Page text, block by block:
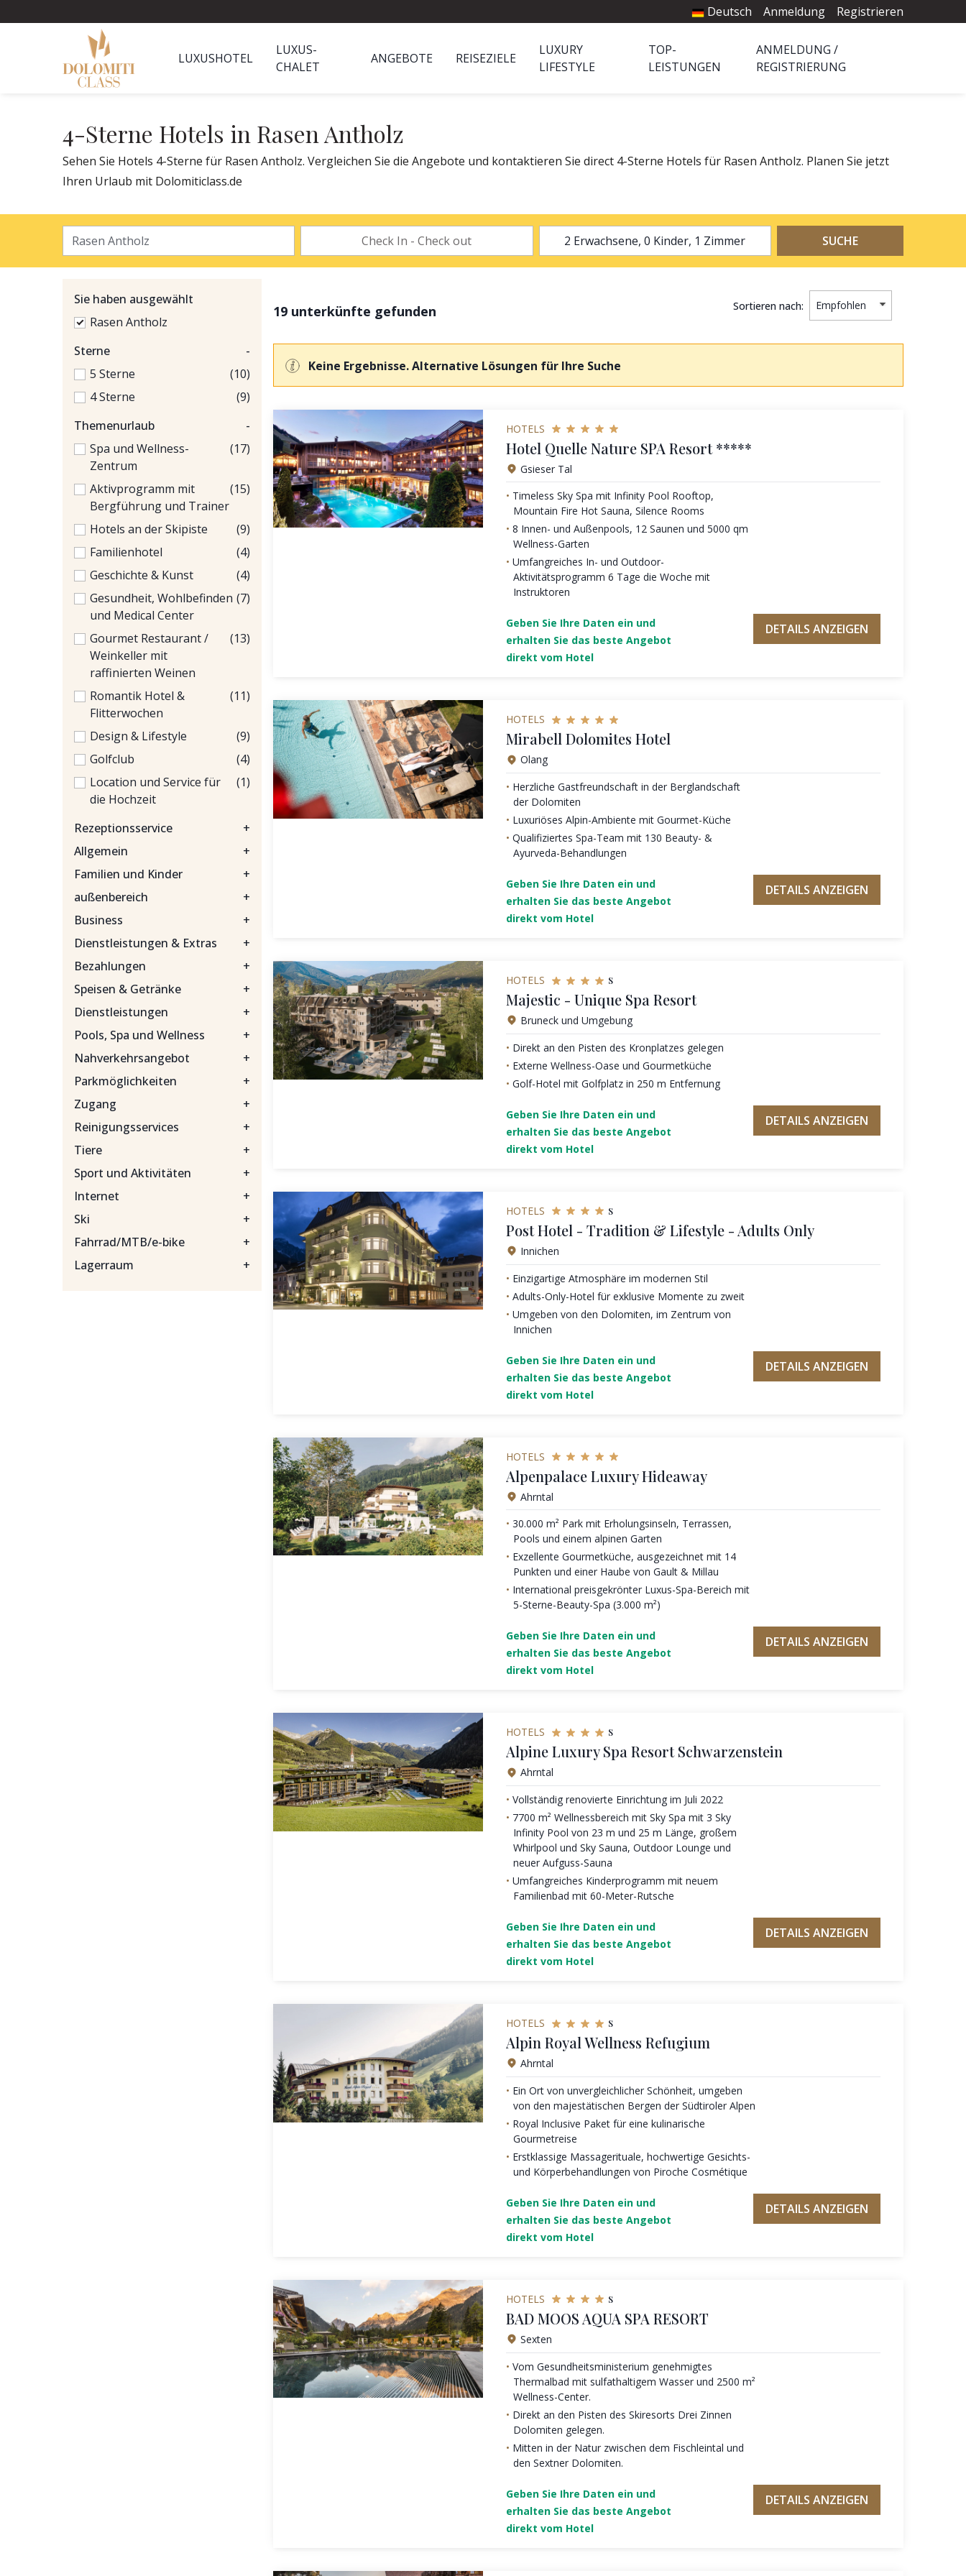
Deutsch Anmeldung Registrieren
LUXUSHOTEL
LUXUS-
CHALET
ANGEBOTE REISEZIELE
LUXURY
LIFESTYLE
TOP-
LEISTUNGEN
ANMELDUNG /
REGISTRIERUNG
4-Sterne Hotels in Rasen Antholz
Sehen Sie Hotels 4-Sterne für Rasen Antholz. Vergleichen Sie die Angebote und kontaktieren Sie direct 4-Sterne Hotels für Rasen Antholz. Planen Sie jetzt
Ihren Urlaub mit Dolomiticlass.de
2 Erwachsene, 0 Kinder, 1 Zimmer SUCHE
Sie haben ausgewählt
Rasen Antholz
Sterne
-
5 Sterne
(10)
4 Sterne
(9)
Themenurlaub
-
Spa und Wellness-
Zentrum
(17)
Aktivprogramm mit
Bergführung und Trainer
(15)
Hotels an der Skipiste
(9)
Familienhotel
(4)
Geschichte & Kunst
(4)
Gesundheit, Wohlbefinden
und Medical Center
(7)
Gourmet Restaurant /
Weinkeller mit
raffinierten Weinen
(13)
Romantik Hotel &
Flitterwochen
(11)
Design & Lifestyle
(9)
Golfclub
(4)
Location und Service für
die Hochzeit
(1)
Rezeptionsservice
+
Allgemein
+
Familien und Kinder
+
außenbereich
+
Business
+
Dienstleistungen & Extras
+
Bezahlungen
+
Speisen & Getränke
+
Dienstleistungen
+
Pools, Spa und Wellness
+
Nahverkehrsangebot
+
Parkmöglichkeiten
+
Zugang
+
Reinigungsservices
+
Tiere
+
Sport und Aktivitäten
+
Internet
+
Ski
+
Fahrrad/MTB/e-bike
+
Lagerraum
+
19 unterkünfte gefunden Sortieren nach:
Keine Ergebnisse. Alternative Lösungen für Ihre Suche
HOTELS
Hotel Quelle Nature SPA Resort *****
Gsieser Tal
Timeless Sky Spa mit Infinity Pool Rooftop,
Mountain Fire Hot Sauna, Silence Rooms
8 Innen- und Außenpools, 12 Saunen und 5000 qm
Wellness-Garten
Umfangreiches In- und Outdoor-
Aktivitätsprogramm 6 Tage die Woche mit
Instruktoren
Geben Sie Ihre Daten ein und
erhalten Sie das beste Angebot
direkt vom Hotel
DETAILS ANZEIGEN
HOTELS
Mirabell Dolomites Hotel
Olang
Herzliche Gastfreundschaft in der Berglandschaft
der Dolomiten
Luxuriöses Alpin-Ambiente mit Gourmet-Küche
Qualifiziertes Spa-Team mit 130 Beauty- &
Ayurveda-Behandlungen
Geben Sie Ihre Daten ein und
erhalten Sie das beste Angebot
direkt vom Hotel
DETAILS ANZEIGEN
HOTELS s
Majestic - Unique Spa Resort
Bruneck und Umgebung
Direkt an den Pisten des Kronplatzes gelegen
Externe Wellness-Oase und Gourmetküche
Golf-Hotel mit Golfplatz in 250 m Entfernung
Geben Sie Ihre Daten ein und
erhalten Sie das beste Angebot
direkt vom Hotel
DETAILS ANZEIGEN
HOTELS s
Post Hotel - Tradition & Lifestyle - Adults Only
Innichen
Einzigartige Atmosphäre im modernen Stil
Adults-Only-Hotel für exklusive Momente zu zweit
Umgeben von den Dolomiten, im Zentrum von
Innichen
Geben Sie Ihre Daten ein und
erhalten Sie das beste Angebot
direkt vom Hotel
DETAILS ANZEIGEN
HOTELS
Alpenpalace Luxury Hideaway
Ahrntal
30.000 m² Park mit Erholungsinseln, Terrassen,
Pools und einem alpinen Garten
Exzellente Gourmetküche, ausgezeichnet mit 14
Punkten und einer Haube von Gault & Millau
International preisgekrönter Luxus-Spa-Bereich mit
5-Sterne-Beauty-Spa (3.000 m²)
Geben Sie Ihre Daten ein und
erhalten Sie das beste Angebot
direkt vom Hotel
DETAILS ANZEIGEN
HOTELS s
Alpine Luxury Spa Resort Schwarzenstein
Ahrntal
Vollständig renovierte Einrichtung im Juli 2022
7700 m² Wellnessbereich mit Sky Spa mit 3 Sky
Infinity Pool von 23 m und 25 m Länge, großem
Whirlpool und Sky Sauna, Outdoor Lounge und
neuer Aufguss-Sauna
Umfangreiches Kinderprogramm mit neuem
Familienbad mit 60-Meter-Rutsche
Geben Sie Ihre Daten ein und
erhalten Sie das beste Angebot
direkt vom Hotel
DETAILS ANZEIGEN
HOTELS s
Alpin Royal Wellness Refugium
Ahrntal
Ein Ort von unvergleichlicher Schönheit, umgeben
von den majestätischen Bergen der Südtiroler Alpen
Royal Inclusive Paket für eine kulinarische
Gourmetreise
Erstklassige Massagerituale, hochwertige Gesichts-
und Körperbehandlungen von Piroche Cosmétique
Geben Sie Ihre Daten ein und
erhalten Sie das beste Angebot
direkt vom Hotel
DETAILS ANZEIGEN
HOTELS s
BAD MOOS AQUA SPA RESORT
Sexten
Vom Gesundheitsministerium genehmigtes
Thermalbad mit sulfathaltigem Wasser und 2500 m²
Wellness-Center.
Direkt an den Pisten des Skiresorts Drei Zinnen
Dolomiten gelegen.
Mitten in der Natur zwischen dem Fischleintal und
den Sextner Dolomiten.
Geben Sie Ihre Daten ein und
erhalten Sie das beste Angebot
direkt vom Hotel
DETAILS ANZEIGEN